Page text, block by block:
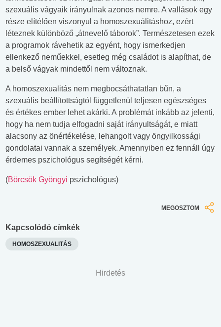
szexuális vágyaik irányulnak azonos nemre. A vallások egy
része elítélően viszonyul a homoszexuálitáshoz, ezért
léteznek különböző „átnevelő táborok”. Természetesen ezek
a programok rávehetik az egyént, hogy ismerkedjen
ellenkező neműekkel, esetleg még családot is alapíthat, de
a belső vágyak mindettől nem változnak.
A homoszexualitás nem megbocsáthatatlan bűn, a
szexuális beállítottságtól függetlenül teljesen egészséges
és értékes ember lehet akárki. A problémát inkább az jelenti,
hogy ha nem tudja elfogadni saját irányultságát, e miatt
alacsony az önértékelése, lehangolt vagy öngyilkossági
gondolatai vannak a személyek. Amennyiben ez fennáll úgy
érdemes pszichológus segítségét kérni.
(Börcsök Gyöngyi pszichológus)
MEGOSZTOM
Kapcsolódó címkék
HOMOSZEXUALITÁS
Hirdetés